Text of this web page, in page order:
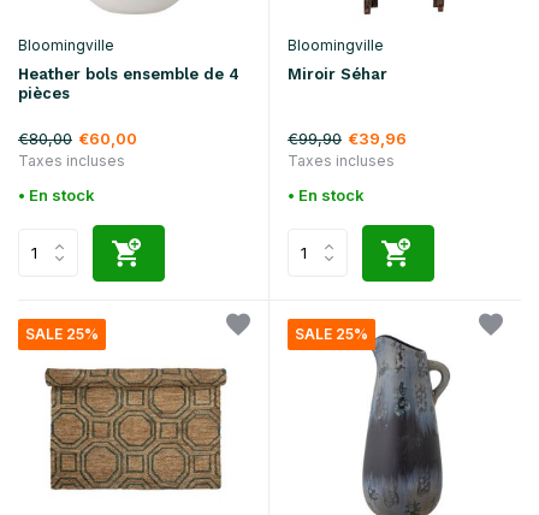
Bloomingville
Heather bols ensemble de 4
pièces
€80,00 €60,00
Taxes incluses
• En stock
Bloomingville
Miroir Séhar
€99,90 €39,96
Taxes incluses
• En stock
SALE 25% SALE 25%